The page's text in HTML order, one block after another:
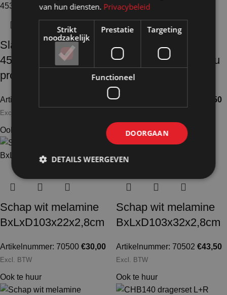
Slatwallschap wit
45,3x33x0,8cm in alu
profiel
Artikelnummer: 70555
Excl. BTW
Slatwallschap wit
90,6x33x0,8cm in alu
profiel
Artikelnummer: 70556 39,50
Ook te huur
Schap wit melamine
BxLxD103x22x2,8cm
Artikelnummer: 70500 €30,00
Excl. BTW
Ook te huur
Schap wit melamine
BxLxD103x32x2,8cm
Artikelnummer: 70502 €43,50
Excl. BTW
Ook te huur Ook te huur
van hun diensten. Privacybeleid
Strikt
noodzakelijk
Prestatie Targeting
Functioneel
DOORGAAN
DETAILS WEERGEVEN